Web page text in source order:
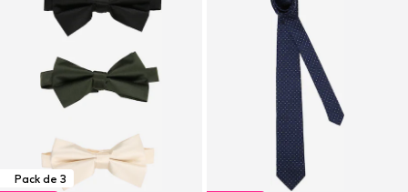
Pack de 3